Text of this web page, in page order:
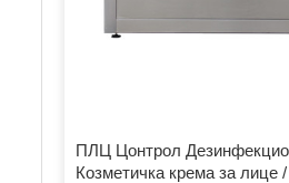
ПЛЦ Цонтрол
Козметичка крема за лице